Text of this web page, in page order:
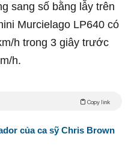
sang số bằng lẫy trên
Murcielago LP640 có
h trong 3 giây trước
h.
Copy link
của ca sỹ Chris Brown